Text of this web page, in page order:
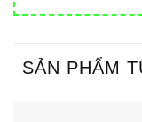
SẢN PHẨM